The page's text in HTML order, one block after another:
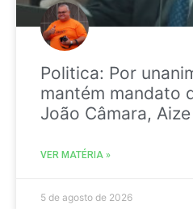
Politica: Por
mantém mandato
João Câmara,
VER MATÉRIA »
5 de agosto de 2026